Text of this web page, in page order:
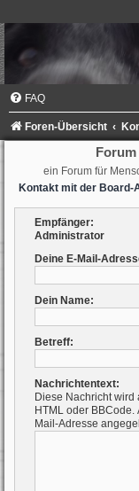
FAQ
Foren-Übersicht
ein Forum für
Kontakt mit der
Empfänger:
Administrator
Deine E-Mail-
Dein Name:
Betreff:
Nachrichtentext:
Diese Nachricht wird
HTML oder
Mail-Adresse